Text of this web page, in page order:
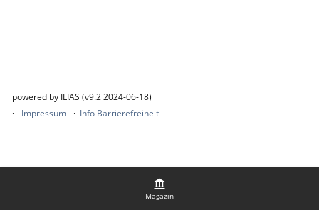
Magazin
powered by ILIAS (v9.2 2024-06-18)
Impressum
Info Barrierefreiheit